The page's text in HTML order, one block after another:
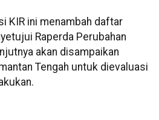
KIR ini menambah daftar
Raperda Perubahan
akan disampaikan
Tengah untuk dievaluasi